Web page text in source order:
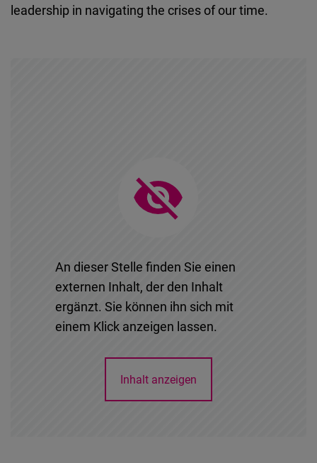
leadership in navigating the crises of our time.
An dieser Stelle finden Sie einen
externen Inhalt, der den Inhalt
ergänzt. Sie können ihn sich mit
einem Klick anzeigen lassen.
Inhalt anzeigen
Podigee